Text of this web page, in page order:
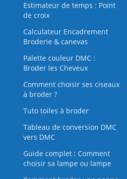
Estimateur de temps : Point
de croix
Calculateur Encadrement
Broderie & canevas
Palette couleur DMC :
Broder les Cheveux
Comment choisir ses ciseaux
à broder ?
Tuto toiles à broder
Tableau de conversion DMC
vers DMC
Guide complet : Comment
choisir sa lampe ou lampe